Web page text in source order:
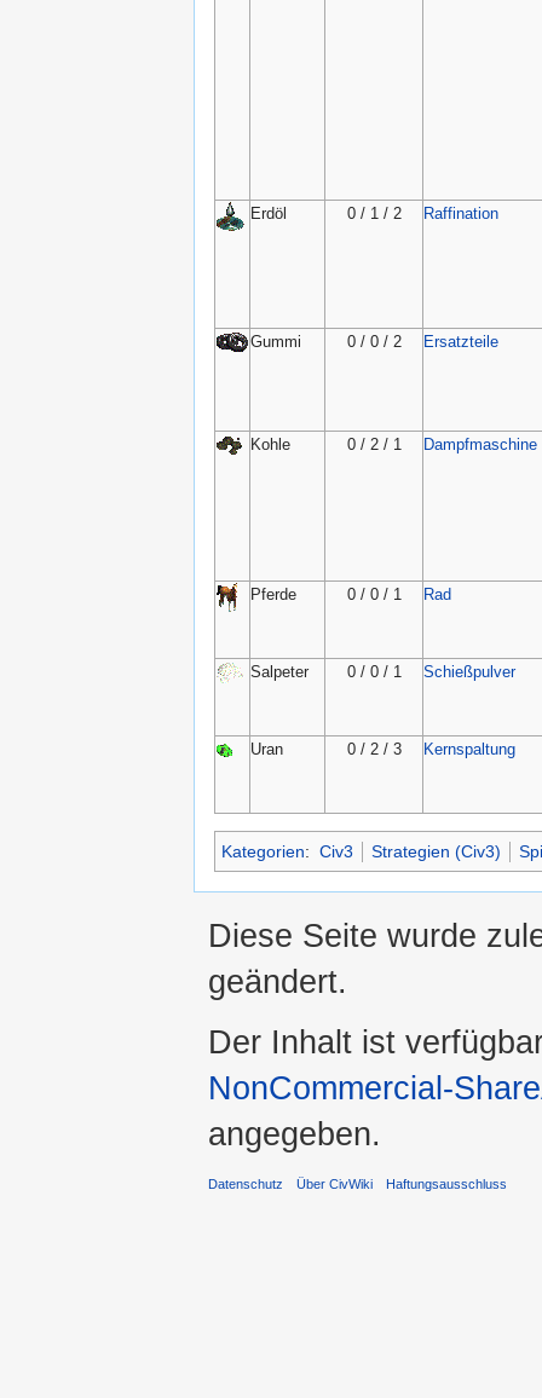
Erdöl 0 / 1 / 2 Raffination
Gummi 0 / 0 / 2 Ersatzteile
Kohle 0 / 2 / 1 Dampfmaschine
Pferde 0 / 0 / 1 Rad
Salpeter 0 / 0 / 1 Schießpulver
Uran 0 / 2 / 3 Kernspaltung
Kategorien: Civ3 Strategien (Civ3)
Diese Seite wurde
geändert.
Der Inhalt ist
NonCommercial-
angegeben.
Datenschutz Über CivWiki Haftungsausschluss